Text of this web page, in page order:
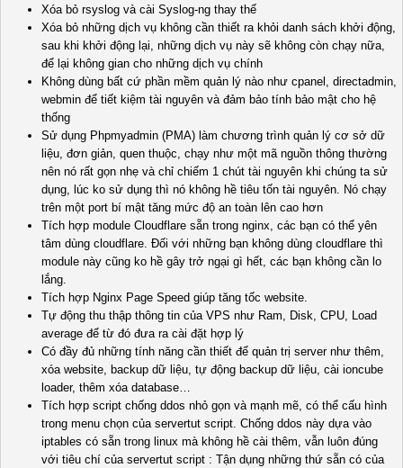
Xóa bỏ rsyslog và cài Syslog-ng thay thế
Xóa bỏ những dịch vụ không cần thiết ra khỏi danh sách khởi động,
sau khi khởi động lại, những dịch vụ này sẽ không còn chạy nữa,
để lại không gian cho những dịch vụ chính
Không dùng bất cứ phần mềm quản lý nào như cpanel, directadmin,
webmin để tiết kiệm tài nguyên và đảm bảo tính bảo mật cho hệ
thống
Sử dụng Phpmyadmin (PMA) làm chương trình quản lý cơ sở dữ
liệu, đơn giản, quen thuộc, chạy như một mã nguồn thông thường
nên nó rất gọn nhẹ và chỉ chiếm 1 chút tài nguyên khi chúng ta sử
dụng, lúc ko sử dụng thì nó không hề tiêu tốn tài nguyên. Nó chạy
trên một port bí mật tăng mức độ an toàn lên cao hơn
Tích hợp module Cloudflare sẵn trong nginx, các bạn có thể yên
tâm dùng cloudflare. Đối với những bạn không dùng cloudflare thì
module này cũng ko hề gây trở ngại gì hết, các bạn không cần lo
lắng.
Tích hợp Nginx Page Speed giúp tăng tốc website.
Tự động thu thập thông tin của VPS như Ram, Disk, CPU, Load
average để từ đó đưa ra cài đặt hợp lý
Có đầy đủ những tính năng cần thiết để quản trị server như thêm,
xóa website, backup dữ liệu, tự động backup dữ liệu, cài ioncube
loader, thêm xóa database…
Tích hợp script chống ddos nhỏ gọn và mạnh mẽ, có thể cấu hình
trong menu chọn của servertut script. Chống ddos này dựa vào
iptables có sẵn trong linux mà không hề cài thêm, vẫn luôn đúng
với tiêu chí của servertut script : Tận dụng những thứ sẵn có của